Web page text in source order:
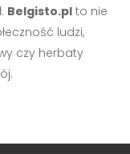
Belgisto.pl to nie
ludzi,
czy herbaty